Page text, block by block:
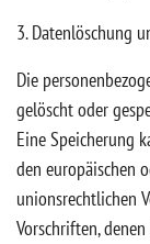
3. Datenlöschung
Die
gelöscht oder
Eine Speicherung
den europäischen
unionsrechtlichen
Vorschriften,